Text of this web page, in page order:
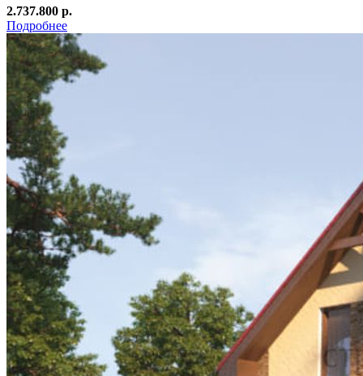
2.737.800 р.
Подробнее